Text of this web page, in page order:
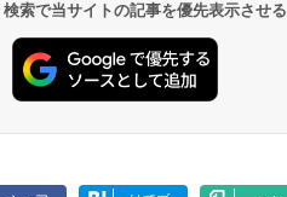
索で当サイトの記事を優先表示させる